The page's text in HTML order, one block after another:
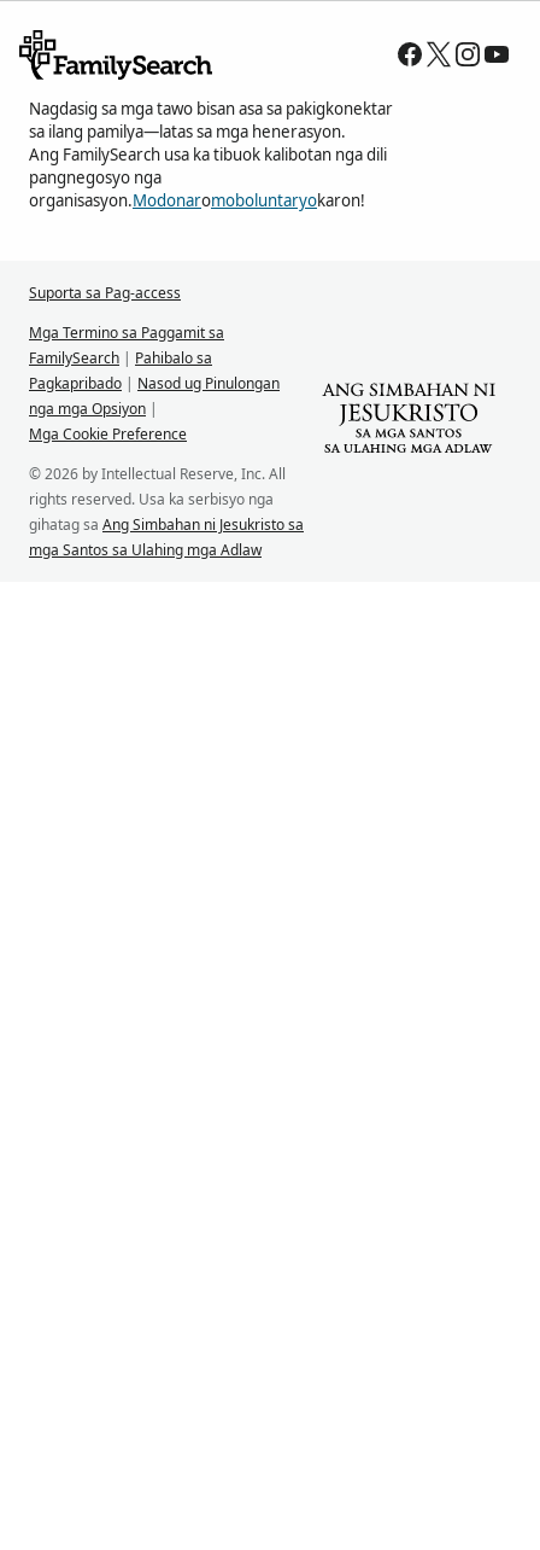
Nagdasig sa mga tawo bisan asa sa pakigkonektar
sa ilang pamilya—latas sa mga henerasyon.
Ang FamilySearch usa ka tibuok kalibotan nga dili
pangnegosyo nga
organisasyon.Modonaromoboluntaryokaron!
Suporta sa Pag-access
Mga Termino sa Paggamit sa
FamilySearch | Pahibalo sa
Pagkapribado | Nasod ug Pinulongan
nga mga Opsiyon |
Mga Cookie Preference
© 2026 by Intellectual Reserve, Inc. All
rights reserved. Usa ka serbisyo nga
gihatag sa Ang Simbahan ni Jesukristo sa
mga Santos sa Ulahing mga Adlaw